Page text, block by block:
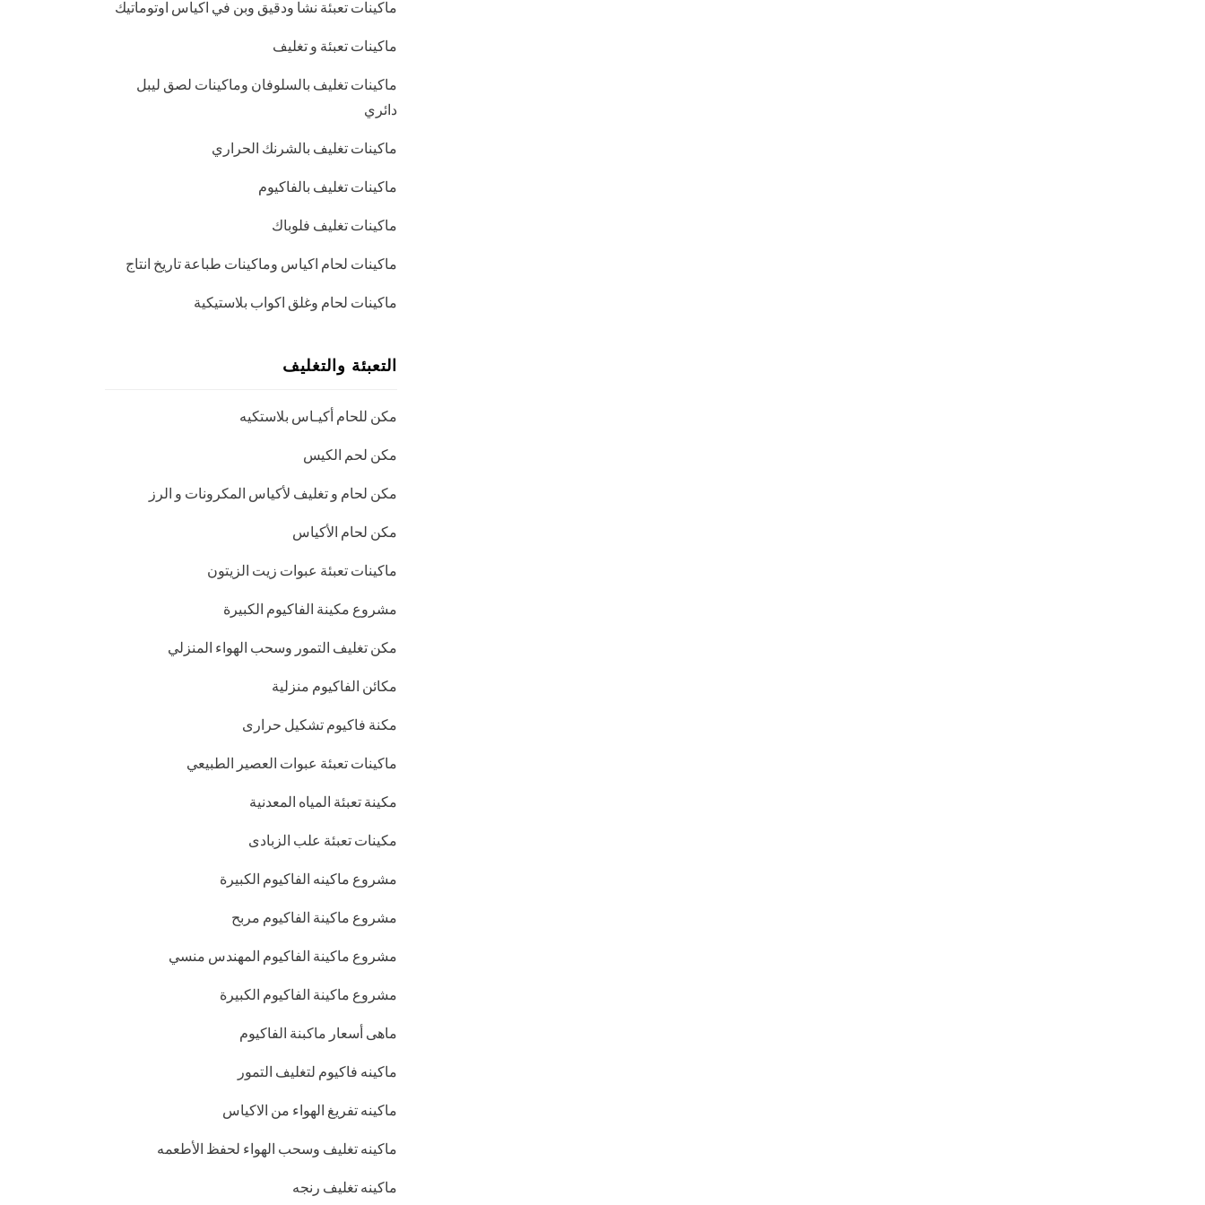
ماكينات تعبئة نشا ودقيق وبن في اكياس اوتوماتيك
ماكينات تعبئة و تغليف
ماكينات تغليف بالسلوفان وماكينات لصق ليبل
دائري
ماكينات تغليف بالشرنك الحراري
ماكينات تغليف بالفاكيوم
ماكينات تغليف فلوباك
ماكينات لحام اكياس وماكينات طباعة تاريخ انتاج
ماكينات لحام وغلق اكواب بلاستيكية
التعبئة والتغليف
مكن للحام أكيـاس بلاستكيه
مكن لحم الكيس
مكن لحام و تغليف لأكياس المكرونات و الرز
مكن لحام الأكياس
ماكينات تعبئة عبوات زيت الزيتون
مشروع مكينة الفاكيوم الكبيرة
مكن تغليف التمور وسحب الهواء المنزلي
مكائن الفاكيوم منزلية
مكنة فاكيوم تشكيل حرارى
ماكينات تعبئة عبوات العصير الطبيعي
مكينة تعبئة المياه المعدنية
مكينات تعبئة علب الزبادى
مشروع ماكينه الفاكيوم الكبيرة
مشروع ماكينة الفاكيوم مربح
مشروع ماكينة الفاكيوم المهندس منسي
مشروع ماكينة الفاكيوم الكبيرة
ماهى أسعار ماكبنة الفاكيوم
ماكينه فاكيوم لتغليف التمور
ماكينه تفريغ الهواء من الاكياس
ماكينه تغليف وسحب الهواء لحفظ الأطعمه
ماكينه تغليف رنجه